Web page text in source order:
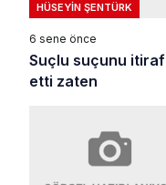
HÜSEYIN ŞENTÜRK
6 sene önce
Suçlu suçunu itiraf
etti zaten